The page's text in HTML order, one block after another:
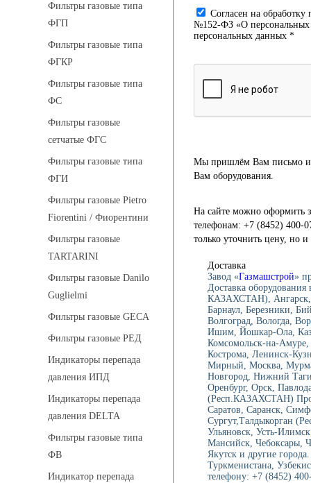
Фильтры газовые типа
ФГП
Фильтры газовые типа
ФГКР
Фильтры газовые типа
ФС
Фильтры газовые
сетчатые ФГС
Фильтры газовые типа
ФГИ
Фильтры газовые Pietro
Fiorentini / Фиорентини
Фильтры газовые
TARTARINI
Фильтры газовые Danilo
Guglielmi
Фильтры газовые GECA
Фильтры газовые РЕД
Индикаторы перепада
давления ИПД
Индикаторы перепада
давления DELTA
Фильтры газовые типа
ФВ
Индикатор перепада
Cогласен на
№152-ФЗ «О персональных
персональных данных *
Мы пришлём Вам письмо и
Вам оборудования.
На сайте можно оформить
телефонам: +7 (8452) 400-
только уточнить цену, но
Доставка
Завод «Газмашстрой»
Доставка
КАЗАХСТАН), Ангарск,
Барнаул, Березники,
Волгоград, Вологда,
Ишим, Йошкар-Ола,
Комсомольск-на-
Кострома, Ленинск-
Мирный, Москва,
Новгород, Нижний
Оренбург, Орск,
(Респ.КАЗАХСТАН)
Саратов, Саранск,
Сургут,Талдыкорган
Ульяновск, Усть-
Мансийск, Чебоксары,
Якутск и другие
Туркменистана,
телефону: +7 (8452)